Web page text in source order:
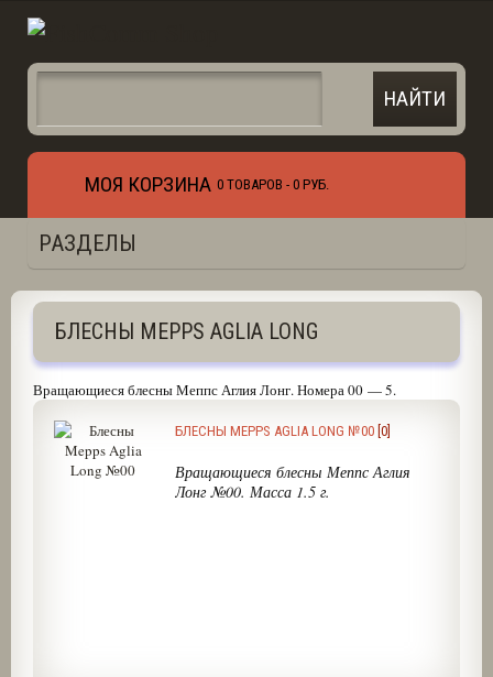
МОЯ КОРЗИНА 0 ТОВАРОВ - 0 РУБ.
РАЗДЕЛЫ
БЛЕСНЫ MEPPS AGLIA LONG
Вращающиеся блесны Меппс Аглия Лонг. Номера 00 — 5.
БЛЕСНЫ MEPPS AGLIA LONG №00 [0]
Вращающиеся блесны Меппс Аглия
Лонг №00. Масса 1.5 г.